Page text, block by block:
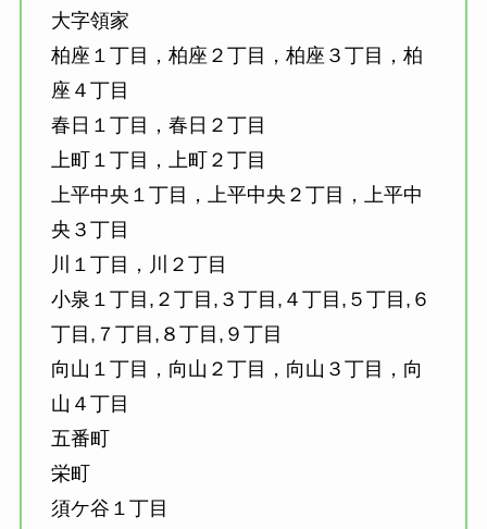
大字領家
柏座１丁目，柏座２丁目，柏座３丁目，柏
座４丁目
春日１丁目，春日２丁目
上町１丁目，上町２丁目
上平中央１丁目，上平中央２丁目，上平中
央３丁目
川１丁目，川２丁目
小泉１丁目,２丁目,３丁目,４丁目,５丁目,６
丁目,７丁目,８丁目,９丁目
向山１丁目，向山２丁目，向山３丁目，向
山４丁目
五番町
栄町
須ケ谷１丁目